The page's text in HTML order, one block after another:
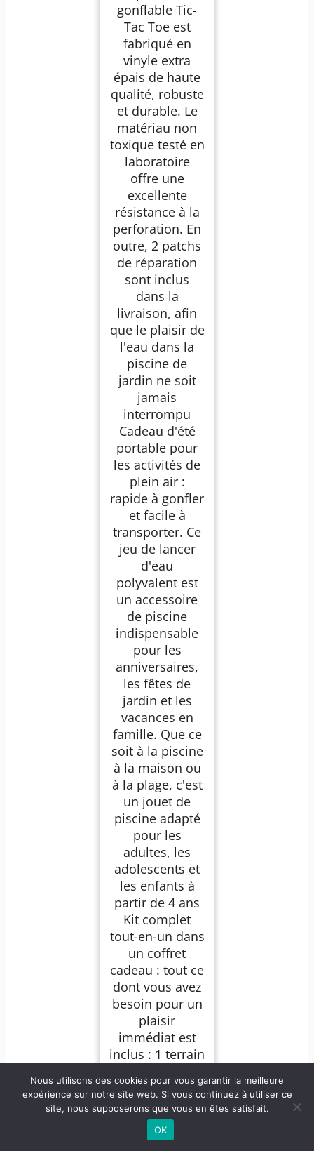
gonflable Tic-
Tac Toe est
fabriqué en
vinyle extra
épais de haute
qualité, robuste
et durable. Le
matériau non
toxique testé en
laboratoire
offre une
excellente
résistance à la
perforation. En
outre, 2 patchs
de réparation
sont inclus
dans la
livraison, afin
que le plaisir de
l'eau dans la
piscine de
jardin ne soit
jamais
interrompu
Cadeau d'été
portable pour
les activités de
plein air :
rapide à gonfler
et facile à
transporter. Ce
jeu de lancer
d'eau
polyvalent est
un accessoire
de piscine
indispensable
pour les
anniversaires,
les fêtes de
jardin et les
vacances en
famille. Que ce
soit à la piscine
à la maison ou
à la plage, c'est
un jouet de
piscine adapté
pour les
adultes, les
adolescents et
les enfants à
partir de 4 ans
Kit complet
tout-en-un dans
un coffret
cadeau : tout ce
dont vous avez
besoin pour un
plaisir
immédiat est
inclus : 1 terrain
Tac-Toe, 10
balles, 2 sacs
de lestage, 2
cordes, 2
Nous utilisons des cookies pour vous garantir la meilleure
expérience sur notre site web. Si vous continuez à utiliser ce
site, nous supposerons que vous en êtes satisfait.
OK